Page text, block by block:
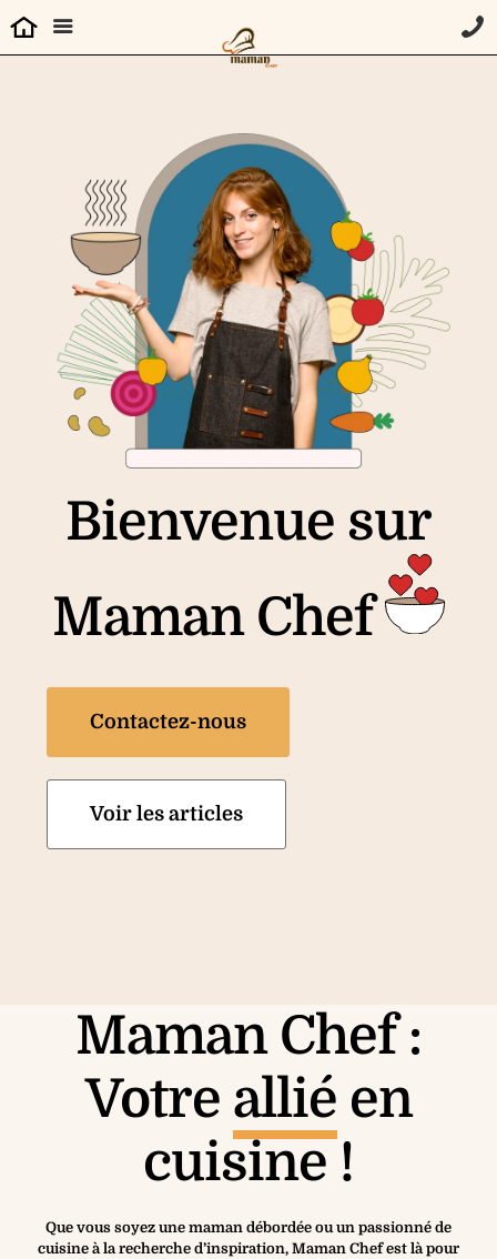
Bienvenue sur
Maman Chef
Contactez-nous
Voir les articles
Maman Chef :
Votre allié en
cuisine !
Que vous soyez une maman débordée ou un passionné de
cuisine à la recherche d’inspiration, Maman Chef est là pour